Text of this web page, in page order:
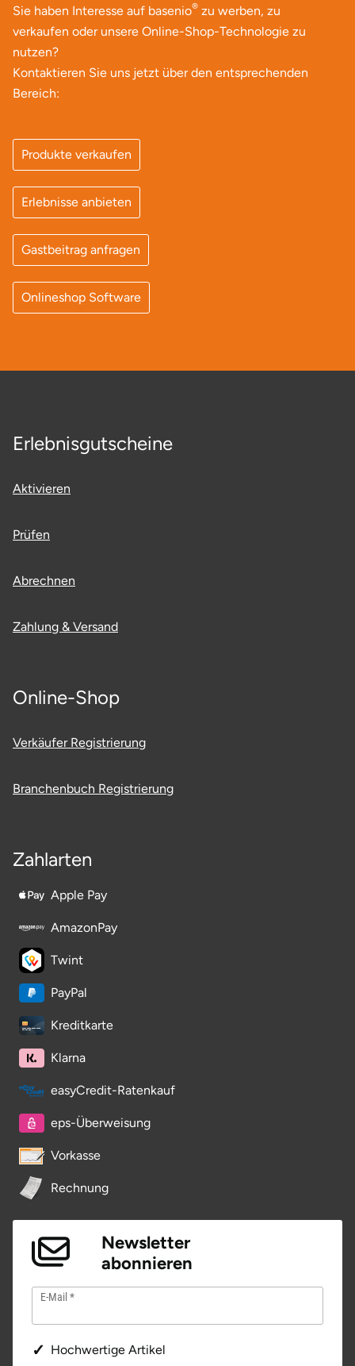
Sie haben Interesse auf basenio® zu werben, zu
verkaufen oder unsere Online-Shop-Technologie zu
nutzen?
Kontaktieren Sie uns jetzt über den entsprechenden
Bereich:
Produkte verkaufen
Erlebnisse anbieten
Gastbeitrag anfragen
Onlineshop Software
Erlebnisgutscheine
Aktivieren
Prüfen
Abrechnen
Zahlung & Versand
Online-Shop
Verkäufer Registrierung
Branchenbuch Registrierung
Zahlarten
Apple Pay
AmazonPay
Twint
PayPal
Kreditkarte
Klarna
easyCredit-Ratenkauf
eps-Überweisung
Vorkasse
Rechnung
Newsletter
abonnieren
E-Mail
Hochwertige Artikel
Landshut
Langenselbold
Leipzig
Leutkirch
Löbau
Lübeck
Lüchow-Dannenberg
Mannheim
Mecklenburgische Seenplatte
Meiningen
Merzig
Moers
Märkisch-Oderland
Münster
Nagold
Neumünster
Nidda
Nordwestmecklenburg
Oberhavel
Odenwald
Oder-Spree
Oldenburg